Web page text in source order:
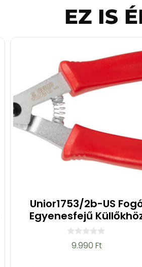
EZ IS
Unior1753/2b-US
Egyenesfejű
9.990Ft